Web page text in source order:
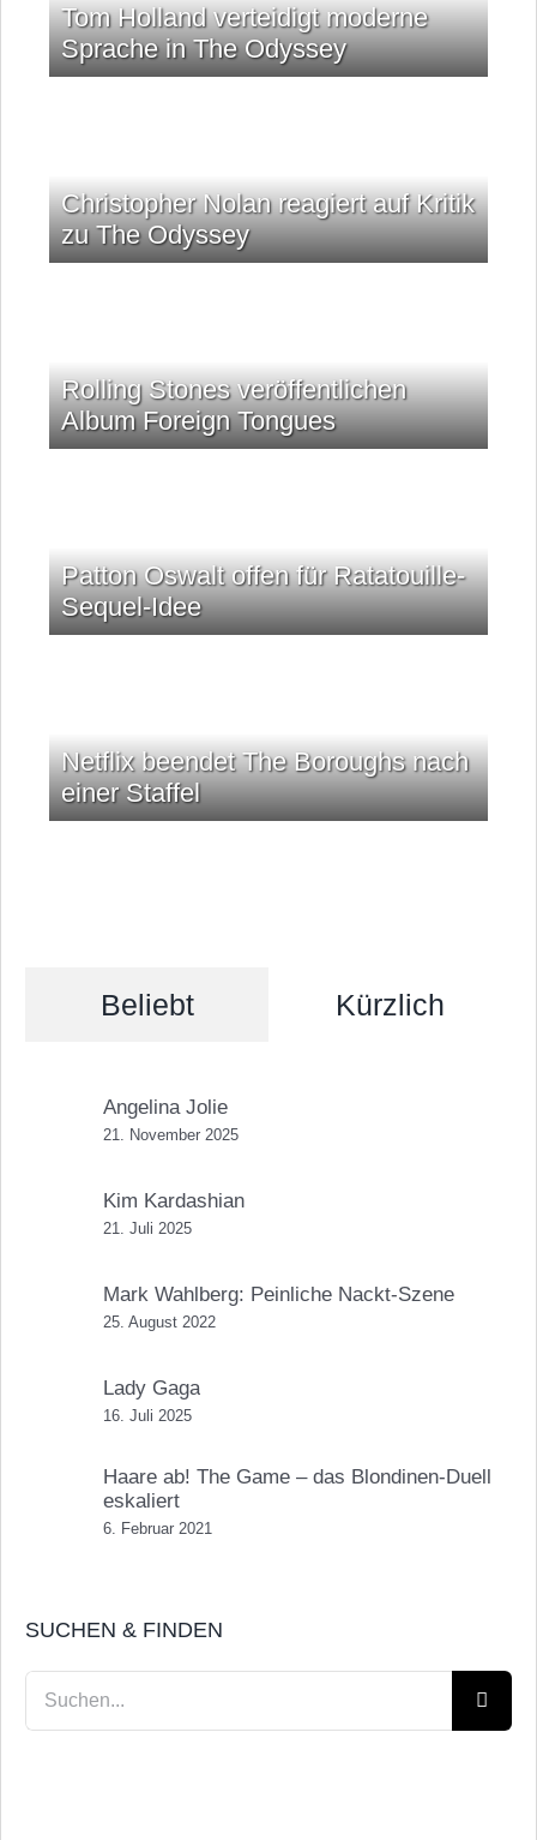
Tom Holland verteidigt moderne
Sprache in The Odyssey
Christopher Nolan reagiert auf Kritik
zu The Odyssey
Rolling Stones veröffentlichen
Album Foreign Tongues
Patton Oswalt offen für Ratatouille-
Sequel-Idee
Netflix beendet The Boroughs nach
einer Staffel
Beliebt Kürzlich
Angelina Jolie
21. November 2025
Kim Kardashian
21. Juli 2025
Mark Wahlberg: Peinliche Nackt-Szene
25. August 2022
Lady Gaga
16. Juli 2025
Haare ab! The Game – das Blondinen-Duell
eskaliert
6. Februar 2021
SUCHEN & FINDEN
Suche
nach: